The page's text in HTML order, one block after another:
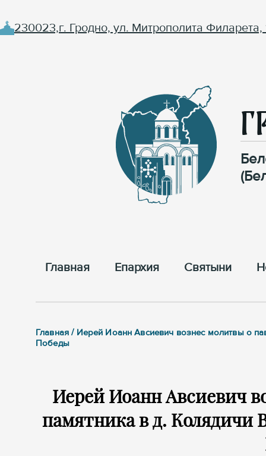
230023,г. Гродно, ул. Митрополита Филарета,
Главная Епархия Cвятыни
Главная / Иерей Иоанн Авсиевич вознес молитвы о
Победы
Иерей Иоанн Авсиевич
памятника в д. Колядичи